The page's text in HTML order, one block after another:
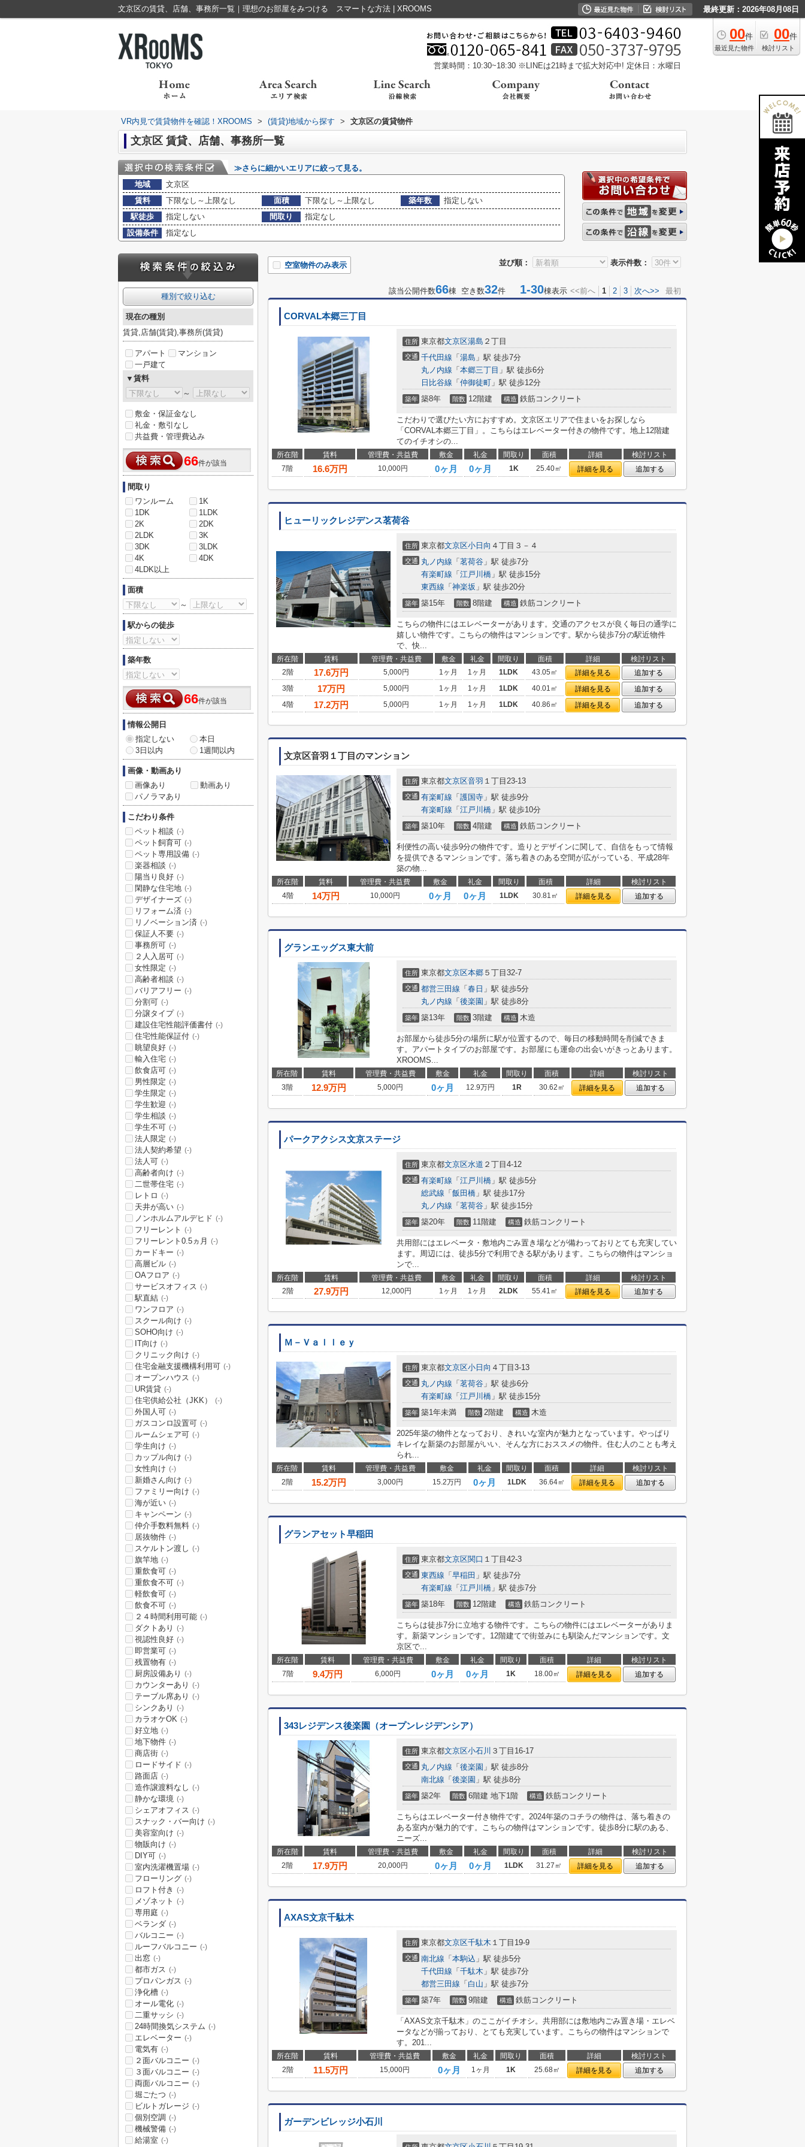
文京区の賃貸、店舗、事務所一覧｜理想のお部屋をみつける スマートな方法 | XROOMS 最終更新：2026年08月08日
00件
最近見た物件
00件
検討リスト
営業時間：10:30~18:30 ※LINEは21時まで拡大対応中! 定休日：水曜日
VR内見で賃貸物件を確認！XROOMS > (賃貸)地域から探す > 文京区の賃貸物件
文京区 賃貸、店舗、事務所一覧
≫さらに細かいエリアに絞って見る。
地域
文京区
賃料
下限なし～上限なし 面積 下限なし～上限なし 築年数
指定しない
駅徒歩
指定しない 間取り
指定なし
設備条件
指定なし
並び順： 表示件数：
空室物件のみ表示
該当公開件数66棟 空き数32件 1-30棟表示 <<前へ 1 2 3 次へ>> 最初
CORVAL本郷三丁目
住所 東京都文京区湯島 ２丁目
交通 千代田線 「 湯島 」駅 徒歩7分
丸ノ内線 「 本郷三丁目 」駅 徒歩6分
日比谷線 「 仲御徒町 」駅 徒歩12分
築年 築8年 階数 12階建 構造 鉄筋コンクリート
こだわりで選びたい方におすすめ。文京区エリアで住まいをお探しなら
「CORVAL本郷三丁目」。こちらはエレベーター付きの物件です。地上12階建
てのイチオシの...
所在階 賃料 管理費・共益費 敷金 礼金 間取り 面積 詳細
検討リスト
7階
16.6万円 10,000円 0ヶ月 0ヶ月 1K 25.40㎡ 詳細を見る 追加する
ヒューリックレジデンス茗荷谷
住所 東京都文京区小日向 ４丁目３－４
交通 丸ノ内線 「 茗荷谷 」駅 徒歩7分
有楽町線 「 江戸川橋 」駅 徒歩15分
東西線 「 神楽坂 」駅 徒歩20分
築年 築15年 階数 8階建 構造 鉄筋コンクリート
こちらの物件にはエレベーターがあります。交通のアクセスが良く毎日の通学に
嬉しい物件です。こちらの物件はマンションです。駅から徒歩7分の駅近物件
で、快...
所在階 賃料 管理費・共益費 敷金 礼金 間取り 面積 詳細
検討リスト
2階
17.6万円 5,000円 1ヶ月 1ヶ月 1LDK 43.05㎡ 詳細を見る
追加する
3階
17万円 5,000円 1ヶ月 1ヶ月 1LDK 40.01㎡ 詳細を見る
追加する
4階
17.2万円 5,000円 1ヶ月 1ヶ月 1LDK 40.86㎡ 詳細を見る 追加する
文京区音羽１丁目のマンション
住所 東京都文京区音羽 １丁目23-13
交通 有楽町線 「 護国寺 」駅 徒歩9分
有楽町線 「 江戸川橋 」駅 徒歩10分
築年 築10年 階数 4階建 構造 鉄筋コンクリート
利便性の高い徒歩9分の物件です。造りとデザインに関して、自信をもって情報
を提供できるマンションです。落ち着きのある空間が広がっている、平成28年
築の物...
所在階 賃料 管理費・共益費 敷金 礼金 間取り 面積 詳細
検討リスト
4階
14万円 10,000円 0ヶ月 0ヶ月 1LDK 30.81㎡ 詳細を見る 追加する
グランエッグス東大前
住所 東京都文京区本郷 ５丁目32-7
交通 都営三田線 「 春日 」駅 徒歩5分
丸ノ内線 「 後楽園 」駅 徒歩8分
築年 築13年 階数 3階建 構造 木造
お部屋から徒歩5分の場所に駅が位置するので、毎日の移動時間を削減できま
す。アパートタイプのお部屋です。お部屋にも運命の出会いがきっとあります。
XROOMS...
所在階 賃料 管理費・共益費 敷金 礼金 間取り 面積 詳細
検討リスト
3階
12.9万円 5,000円 0ヶ月 12.9万円 1R 30.62㎡ 詳細を見る 追加する
パークアクシス文京ステージ
住所 東京都文京区水道 ２丁目4-12
交通 有楽町線 「 江戸川橋 」駅 徒歩5分
総武線 「 飯田橋 」駅 徒歩17分
丸ノ内線 「 茗荷谷 」駅 徒歩15分
築年 築20年 階数 11階建 構造 鉄筋コンクリート
共用部にはエレベータ・敷地内ごみ置き場などが備わっておりとても充実してい
ます。周辺には、徒歩5分で利用できる駅があります。こちらの物件はマンショ
ンで...
所在階 賃料 管理費・共益費 敷金 礼金 間取り 面積 詳細
検討リスト
2階
27.9万円 12,000円 1ヶ月 1ヶ月 2LDK 55.41㎡ 詳細を見る 追加する
Ｍ－Ｖａｌｌｅｙ
住所 東京都文京区小日向 ４丁目3-13
交通 丸ノ内線 「 茗荷谷 」駅 徒歩6分
有楽町線 「 江戸川橋 」駅 徒歩15分
築年 築1年未満 階数 2階建 構造 木造
2025年築の物件となっており、きれいな室内が魅力となっています。やっぱり
キレイな新築のお部屋がいい、そんな方におススメの物件。住む人のことも考え
られ...
所在階 賃料 管理費・共益費 敷金 礼金 間取り 面積 詳細
検討リスト
2階
15.2万円 3,000円 15.2万円 0ヶ月 1LDK 36.64㎡ 詳細を見る 追加する
グランアセット早稲田
住所 東京都文京区関口 １丁目42-3
交通 東西線 「 早稲田 」駅 徒歩7分
有楽町線 「 江戸川橋 」駅 徒歩7分
築年 築18年 階数 12階建 構造 鉄筋コンクリート
こちらは徒歩7分に立地する物件です。こちらの物件にはエレベーターがありま
す。新築マンションです。12階建てで街並みにも馴染んだマンションです。文
京区で...
所在階 賃料 管理費・共益費 敷金 礼金 間取り 面積 詳細
検討リスト
7階
9.4万円 6,000円 0ヶ月 0ヶ月 1K 18.00㎡ 詳細を見る 追加する
343レジデンス後楽園（オープンレジデンシア）
住所 東京都文京区小石川 ３丁目16-17
交通 丸ノ内線 「 後楽園 」駅 徒歩8分
南北線 「 後楽園 」駅 徒歩8分
築年 築2年 階数 6階建 地下1階 構造 鉄筋コンクリート
こちらはエレベーター付き物件です。2024年築のコチラの物件は、落ち着きの
ある室内が魅力的です。こちらの物件はマンションです。徒歩8分に駅のある、
ニーズ...
所在階 賃料 管理費・共益費 敷金 礼金 間取り 面積 詳細
検討リスト
2階
17.9万円 20,000円 0ヶ月 0ヶ月 1LDK 31.27㎡ 詳細を見る 追加する
AXAS文京千駄木
住所 東京都文京区千駄木 １丁目19-9
交通 南北線 「 本駒込 」駅 徒歩5分
千代田線 「 千駄木 」駅 徒歩7分
都営三田線 「 白山 」駅 徒歩7分
築年 築7年 階数 9階建 構造 鉄筋コンクリート
「AXAS文京千駄木」のここがイチオシ。共用部には敷地内ごみ置き場・エレベ
ータなどが揃っており、とても充実しています。こちらの物件はマンションで
す。201...
所在階 賃料 管理費・共益費 敷金 礼金 間取り 面積 詳細
検討リスト
2階
11.5万円 15,000円 0ヶ月 1ヶ月 1K 25.68㎡ 詳細を見る 追加する
ガーデンビレッジ小石川
種別で絞り込む
現在の種別
賃貸,店舗(賃貸),事務所(賃貸)
アパート
マンション
一戸建て
▼賃料
～
敷金・保証金なし
礼金・敷引なし
共益費・管理費込み
66件が該当
間取り
ワンルーム
1K
1DK
1LDK
2K
2DK
2LDK
3K
3DK
3LDK
4K
4DK
4LDK以上
面積
～
駅からの徒歩
築年数
66件が該当
情報公開日
指定しない
本日
3日以内
1週間以内
画像・動画あり
画像あり
動画あり
パノラマあり
こだわり条件
ペット相談 (-)
ペット飼育可 (-)
ペット専用設備 (-)
楽器相談 (-)
陽当り良好 (-)
閑静な住宅地 (-)
デザイナーズ (-)
リフォーム済 (-)
リノベーション済 (-)
保証人不要 (-)
事務所可 (-)
２人入居可 (-)
女性限定 (-)
高齢者相談 (-)
バリアフリー (-)
分割可 (-)
分譲タイプ (-)
建設住宅性能評価書付 (-)
住宅性能保証付 (-)
眺望良好 (-)
輸入住宅 (-)
飲食店可 (-)
男性限定 (-)
学生限定 (-)
学生歓迎 (-)
学生相談 (-)
学生不可 (-)
法人限定 (-)
法人契約希望 (-)
法人可 (-)
高齢者向け (-)
二世帯住宅 (-)
レトロ (-)
天井が高い (-)
ノンホルムアルデヒド (-)
フリーレント (-)
フリーレント0.5ヵ月 (-)
カードキー (-)
高層ビル (-)
OAフロア (-)
サービスオフィス (-)
駅直結 (-)
ワンフロア (-)
スクール向け (-)
SOHO向け (-)
IT向け (-)
クリニック向け (-)
住宅金融支援機構利用可 (-)
オープンハウス (-)
UR賃貸 (-)
住宅供給公社（JKK） (-)
外国人可 (-)
ガスコンロ設置可 (-)
ルームシェア可 (-)
学生向け (-)
カップル向け (-)
女性向け (-)
新婚さん向け (-)
ファミリー向け (-)
海が近い (-)
キャンペーン (-)
仲介手数料無料 (-)
居抜物件 (-)
スケルトン渡し (-)
旗竿地 (-)
重飲食可 (-)
重飲食不可 (-)
軽飲食可 (-)
飲食不可 (-)
２４時間利用可能 (-)
ダクトあり (-)
視認性良好 (-)
即営業可 (-)
残置物有 (-)
厨房設備あり (-)
カウンターあり (-)
テーブル席あり (-)
シンクあり (-)
カラオケOK (-)
好立地 (-)
地下物件 (-)
商店街 (-)
ロードサイド (-)
路面店 (-)
造作譲渡料なし (-)
静かな環境 (-)
シェアオフィス (-)
スナック・バー向け (-)
美容室向け (-)
物販向け (-)
DIY可 (-)
室内洗濯機置場 (-)
フローリング (-)
ロフト付き (-)
メゾネット (-)
専用庭 (-)
ベランダ (-)
バルコニー (-)
ルーフバルコニー (-)
出窓 (-)
都市ガス (-)
プロパンガス (-)
浄化槽 (-)
オール電化 (-)
二重サッシ (-)
24時間換気システム (-)
エレベーター (-)
電気有 (-)
２面バルコニー (-)
３面バルコニー (-)
両面バルコニー (-)
堀ごたつ (-)
ビルトガレージ (-)
個別空調 (-)
機械警備 (-)
給湯室 (-)